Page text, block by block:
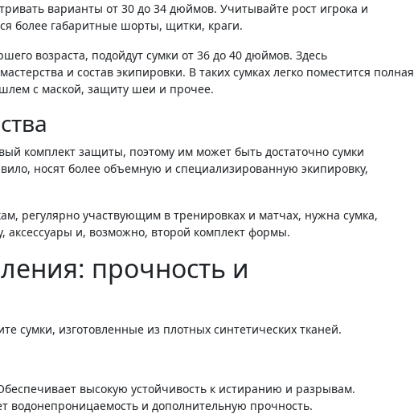
варианты от 30 до 34 дюймов. Учитывайте рост игрока и
более габаритные шорты, щитки, краги.
возраста, подойдут сумки от 36 до 40 дюймов. Здесь
и состав экипировки. В таких сумках легко поместится полная
с маской, защиту шеи и прочее.
комплект защиты, поэтому им может быть достаточно сумки
носят более объемную и специализированную экипировку,
регулярно участвующим в тренировках и матчах, нужна сумка,
аксессуары и, возможно, второй комплект формы.
прочность и
сумки, изготовленные из плотных синтетических тканей.
высокую устойчивость к истиранию и разрывам.
водонепроницаемость и дополнительную прочность.